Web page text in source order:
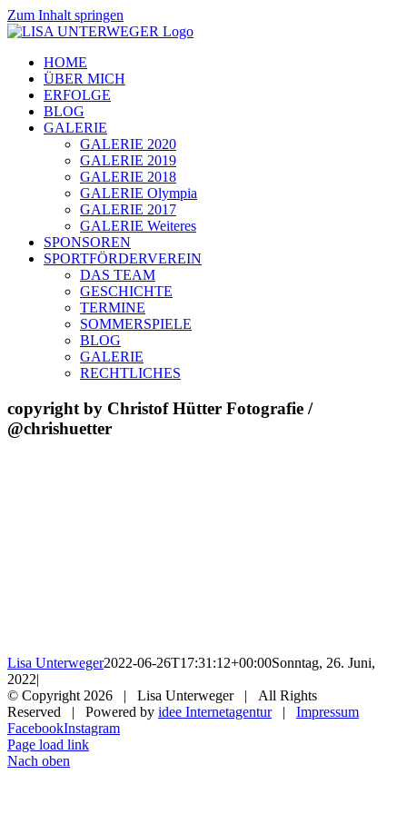
Zum Inhalt springen
HOME
ÜBER MICH
ERFOLGE
BLOG
GALERIE
GALERIE 2020
GALERIE 2019
GALERIE 2018
GALERIE Olympia
GALERIE 2017
GALERIE Weiteres
SPONSOREN
SPORTFÖRDERVEREIN
DAS TEAM
GESCHICHTE
TERMINE
SOMMERSPIELE
BLOG
GALERIE
RECHTLICHES
copyright by Christof Hütter Fotografie /
@chrishuetter
Lisa Unterweger2022-06-26T17:31:12+00:00Sonntag, 26. Juni,
2022|
© Copyright2026 | Lisa Unterweger | All Rights
Reserved | Powered by idee Internetagentur| Impressum
FacebookInstagram
Page load link
Nach oben